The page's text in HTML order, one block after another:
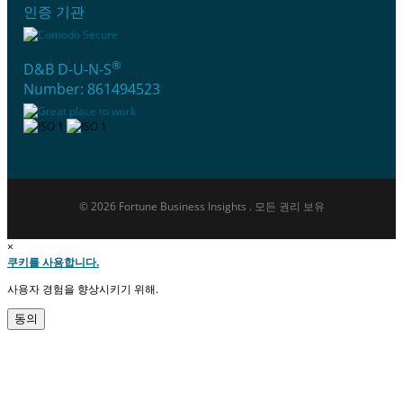
인증 기관
D&B D-U-N-S®
Number: 861494523
© 2026 Fortune Business Insights . 모든 권리 보유
×
쿠키를 사용합니다.
사용자 경험을 향상시키기 위해.
동의